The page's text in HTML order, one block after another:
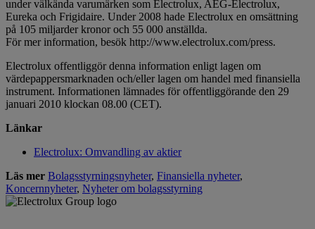
under välkända varumärken som Electrolux, AEG-Electrolux,
Eureka och Frigidaire. Under 2008 hade Electrolux en omsättning
på 105 miljarder kronor och 55 000 anställda.
För mer information, besök http://www.electrolux.com/press.
Electrolux offentliggör denna information enligt lagen om
värdepappersmarknaden och/eller lagen om handel med finansiella
instrument. Informationen lämnades för offentliggörande den 29
januari 2010 klockan 08.00 (CET).
Länkar
Electrolux: Omvandling av aktier
Läs mer Bolagsstyrningsnyheter, Finansiella nyheter,
Koncernnyheter, Nyheter om bolagsstyrning